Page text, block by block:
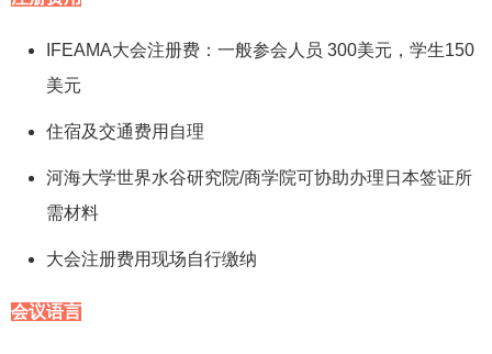
IFEAMA大会注册费：一般参会人员 300美元，学生150
美元
住宿及交通费用自理
河海大学世界水谷研究院/商学院可协助办理日本签证所
需材料
大会注册费用现场自行缴纳
会议语言